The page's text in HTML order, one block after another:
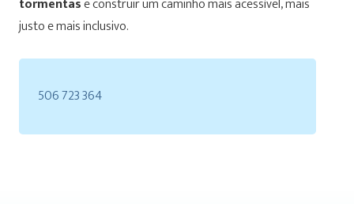
tormentase construir um caminho mais acessível, mais
justo e mais inclusivo.
506 723 364